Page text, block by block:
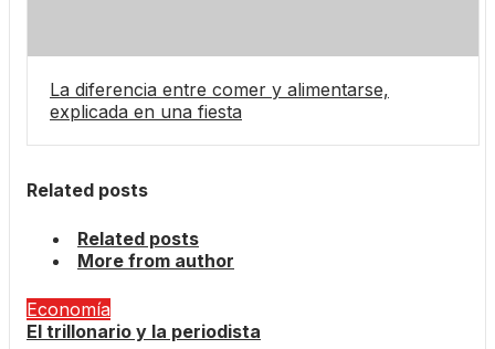
La diferencia entre comer y alimentarse,
explicada en una fiesta
Related posts
Related posts
More from author
Economía
El trillonario y la periodista